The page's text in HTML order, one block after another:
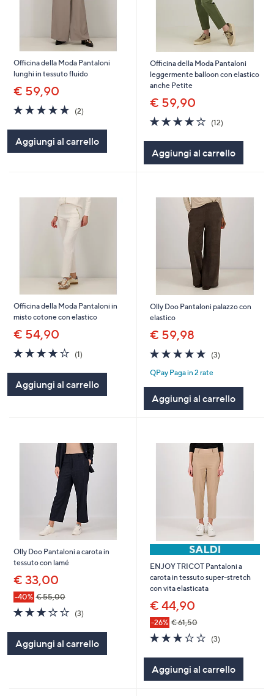
consultarli.
Officina della Moda Pantaloni
lunghi in tessuto fluido
€ 59,90
5.0
of
5
Stars
(2)2
Aggiungi al carrello
Officina della Moda Pantaloni
leggermente balloon con elastico
anche Petite
€ 59,90
4.1
of
5
Stars
(12)12
Aggiungi al carrello
Officina della Moda Pantaloni in
misto cotone con elastico
€ 54,90
4.0
of
5
Stars
(1)1
Aggiungi al carrello
Olly Doo Pantaloni palazzo con
elastico
€ 59,98
4.7
of
5
(3)3
QPay Paga in 2 rate
Aggiungi al carrello
Olly Doo Pantaloni a carota in
tessuto con lamé
€ 33,00
-40% € 55,00
2.7
of
5
Stars
(3)3
Aggiungi al carrello
ENJOY TRICOT Pantaloni a
carota in tessuto super-stretch
con vita elasticata
€ 44,90
-26% € 61,50
2.7
of
5
Stars
(3)3
Aggiungi al carrello